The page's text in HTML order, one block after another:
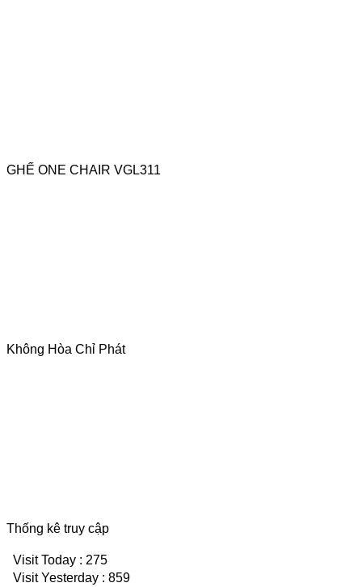
GHẾ ONE CHAIR VGL311
Không Hòa Chỉ Phát
Thống kê truy cập
Visit Today : 275
Visit Yesterday : 859